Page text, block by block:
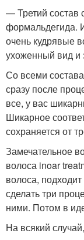
— Третий состав
формальдегида.
очень кудрявые
ухоженный вид и
Со всеми
сразу после
все, у вас
Шикарное
сохраняется от
Замечательное
волоса inoar
волоса,
сделать три
ними. Потом в
На всякий